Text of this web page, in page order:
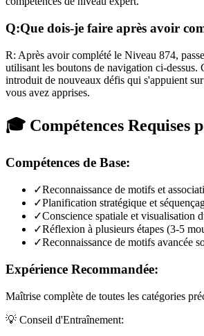
Q:Que dois-je faire après avoir
R: Après avoir complété le Niveau 874,
utilisant les boutons de navigation ci-dessus.
introduit de nouveaux défis qui s'appuient
vous avez apprises.
🎓 Compétences Requises
Compétences de Base:
✓Reconnaissance de motifs et
✓Planification stratégique et
✓Conscience spatiale et visualisation
✓Réflexion à plusieurs étapes (3-5
✓Reconnaissance de motifs avancée
Expérience Recommandée:
Maîtrise complète de toutes les catégories
💡 Conseil d'Entraînement: